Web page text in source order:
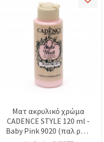
Ματ ακρυλικό χρώμα
CADENCE STYLE 120 ml -
Baby Pink 9020 (παλ ροζ)